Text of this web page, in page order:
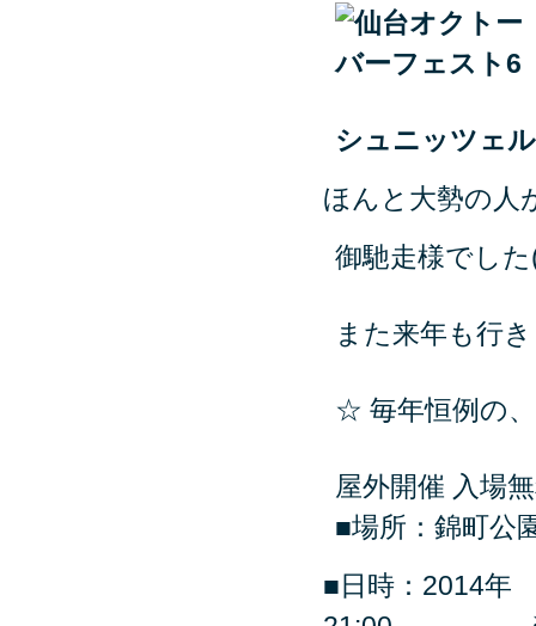
シュニッツェ
ほんと大勢の人
御馳走様でし
また来年も行
☆ 毎年恒例の
屋外開催 入場
■場所：錦町公
■日時：2014